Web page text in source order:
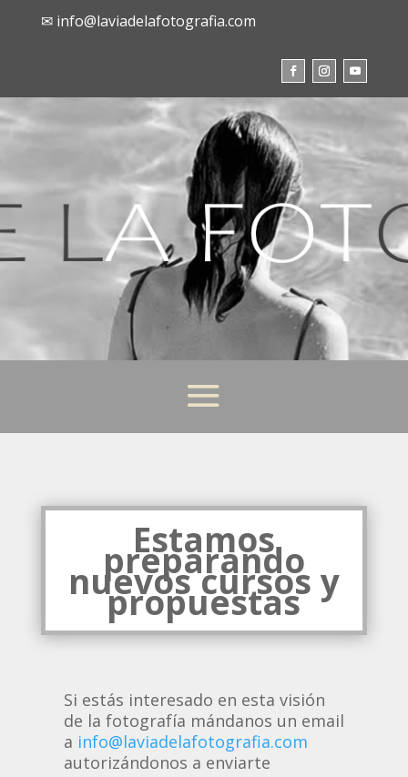
✉ info@laviadelafotografia.com
Estamos
preparando
nuevos cursos y
propuestas
Si estás interesado en esta visión
de la fotografía mándanos un email
a info@laviadelafotografia.com
autorizándonos a enviarte